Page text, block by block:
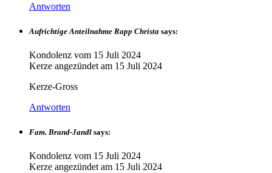
Antworten
Aufrichtige Anteilnahme Rapp Christa says:
Kondolenz vom 15 Juli 2024
Kerze angezündet am 15 Juli 2024
Kerze-Gross
Antworten
Fam. Brand-Jandl says:
Kondolenz vom 15 Juli 2024
Kerze angezündet am 15 Juli 2024